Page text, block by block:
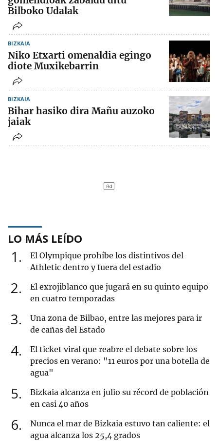
Bilboko Udalak
BIZKAIA
Niko Etxarti omenaldia egingo
diote Muxikebarrin
BIZKAIA
Bihar hasiko dira Mañu auzoko
jaiak
LO MÁS LEÍDO
1
El Olympique prohíbe los distintivos del
Athletic dentro y fuera del estadio
2
El exrojiblanco que jugará en su quinto equipo
en cuatro temporadas
3
Una zona de Bilbao, entre las mejores para ir
de cañas del Estado
4
El ticket viral que reabre el debate sobre los
precios en verano: "11 euros por una botella de
agua"
5
Bizkaia alcanza en julio su récord de población
en casi 40 años
6
Nunca el mar de Bizkaia estuvo tan caliente: el
agua alcanza los 25,4 grados